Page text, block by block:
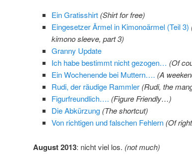
Ein Gratisshirt (Shirt for free)
Eingesetzer Ärmel in Kimonoärmel (Teil 3)
kimono sleeve, part 3)
Granny Update
Ich habe bestimmt nicht gezogen… (Of
Ein Wochenende bei Muttern…. (A
Rudi, der räudige Rammler (Rudi, the
Figurfreundlich…. (Figure Friendly…)
Die Abkürzung (The shortcut)
Von richtigen und falschen Fehlern (Of
August 2013: nicht viel los. (not much)